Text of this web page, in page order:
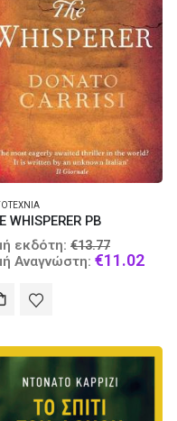
WHISPERER PB
εκδότη: €13.77
price
Αναγνώστη: €11.02